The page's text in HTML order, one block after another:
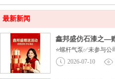
最新新闻
鑫邦盛仿石漆之—
⭐️螺杆气泵✅未参与
2026-07-10